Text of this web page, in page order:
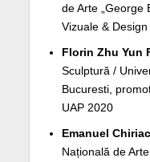
de Arte „George
Vizuale &
Florin Zhu Yun
Sculptură /
Bucuresti,
UAP 2020
Emanuel Chiriac
Națională de